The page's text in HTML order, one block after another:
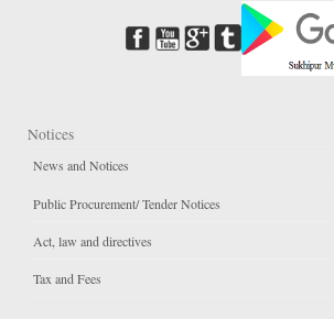
Notices
News and Notices
Public Procurement/ Tender Notices
Act, law and directives
Tax and Fees